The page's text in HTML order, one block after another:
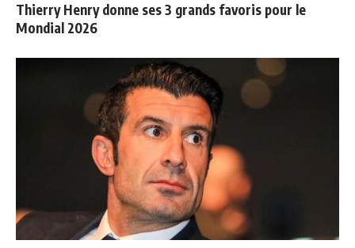
Thierry Henry donne ses 3 grands favoris pour le
Mondial 2026